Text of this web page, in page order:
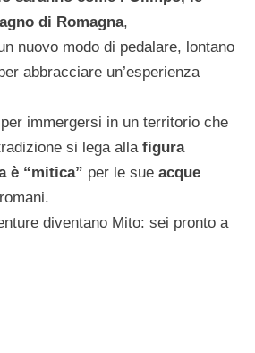
di Romagna,
nuovo modo di pedalare, lontano
abbracciare un’esperienza
immergersi in un territorio che
si lega alla figura
è “mitica” per le sue acque
diventano Mito: sei pronto a